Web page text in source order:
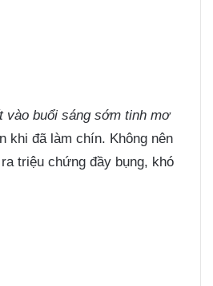
vào buổi sáng sớm tinh mơ
khi đã làm chín. Không nên
triệu chứng đầy bụng, khó